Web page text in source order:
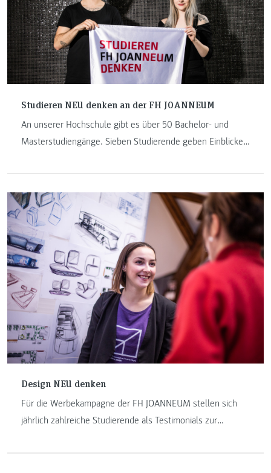
Studieren NEU denken an der FH JOANNEUM
An unserer Hochschule gibt es über 50 Bachelor- und
Masterstudiengänge. Sieben Studierende geben Einblicke
Design NEU denken
Für die Werbekampagne der FH JOANNEUM stellen sich
jährlich zahlreiche Studierende als Testimonials zur